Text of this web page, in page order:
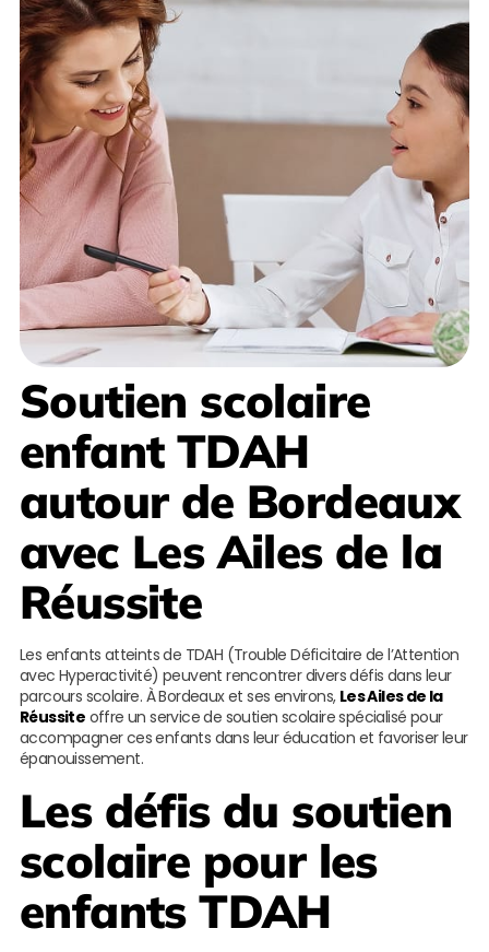
Soutien scolaire
enfant TDAH
autour de Bordeaux
avec Les Ailes de la
Réussite
Les enfants atteints de TDAH (Trouble Déficitaire de l’Attention
avec Hyperactivité) peuvent rencontrer divers défis dans leur
parcours scolaire. À Bordeaux et ses environs, Les Ailes de la
Réussite offre un service de soutien scolaire spécialisé pour
accompagner ces enfants dans leur éducation et favoriser leur
épanouissement.
Les défis du soutien
scolaire pour les
enfants TDAH